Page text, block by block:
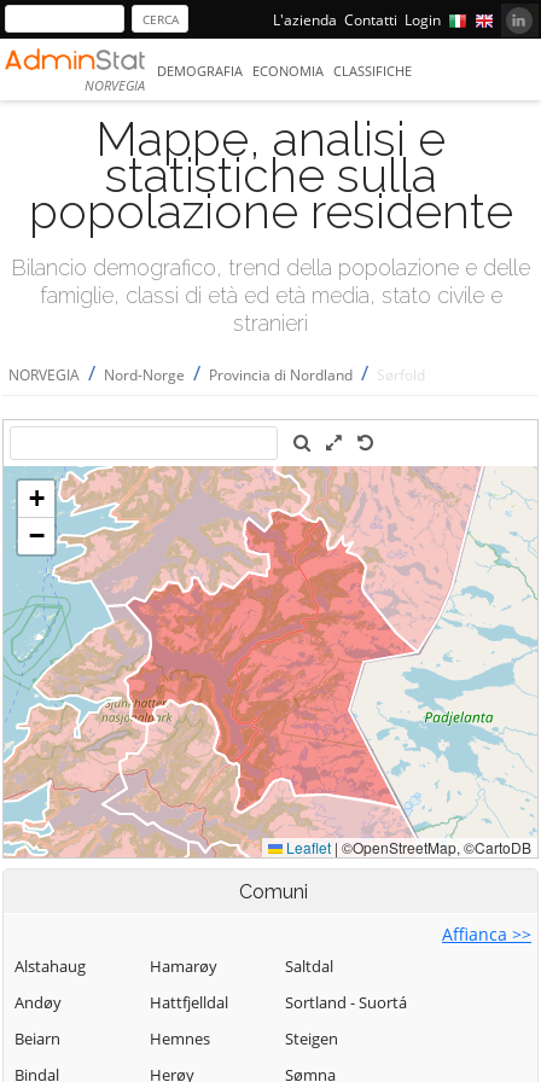
L'azienda Contatti Login
NORVEGIA
DEMOGRAFIA ECONOMIA CLASSIFICHE
Mappe, analisi e
statistiche sulla
popolazione residente
Bilancio demografico, trend della popolazione e delle
famiglie, classi di età ed età media, stato civile e
stranieri
NORVEGIA / Nord-Norge / Provincia di Nordland / Sørfold
Comuni
Affianca >>
Alstahaug
Andøy
Beiarn
Bindal
Hamarøy
Hattfjelldal
Hemnes
Herøy
Saltdal
Sortland - Suortá
Steigen
Sømna